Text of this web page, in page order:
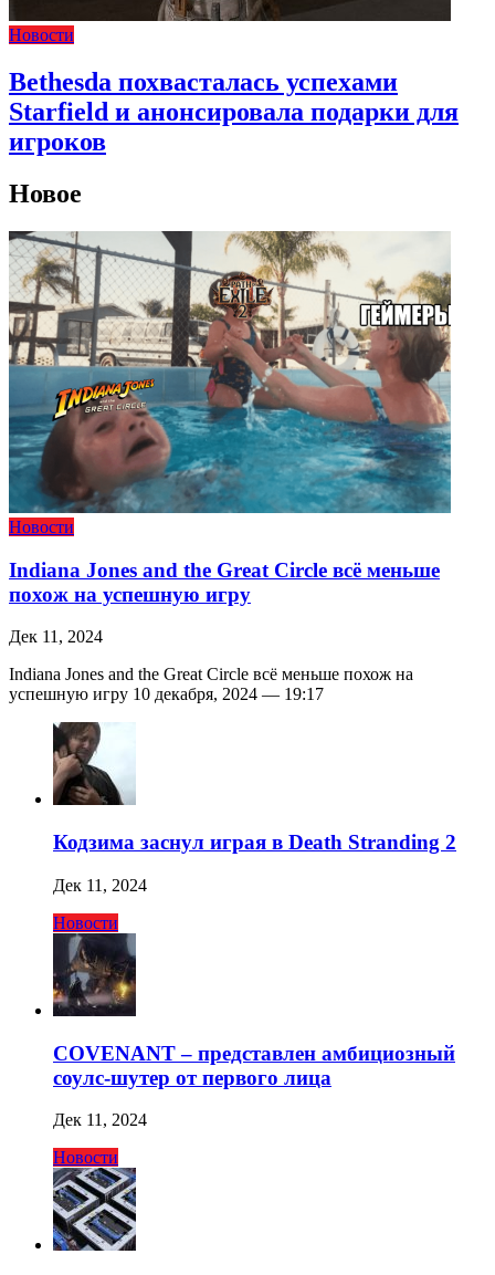
Новости
Bethesda похвасталась успехами
Starfield и анонсировала подарки для
игроков
Новое
Новости
Indiana Jones and the Great Circle всё меньше
похож на успешную игру
Дек 11, 2024
Indiana Jones and the Great Circle всё меньше похож на
успешную игру 10 декабря, 2024 — 19:17
Кодзима заснул играя в Death Stranding 2
Дек 11, 2024
Новости
COVENANT – представлен амбициозный
соулс-шутер от первого лица
Дек 11, 2024
Новости